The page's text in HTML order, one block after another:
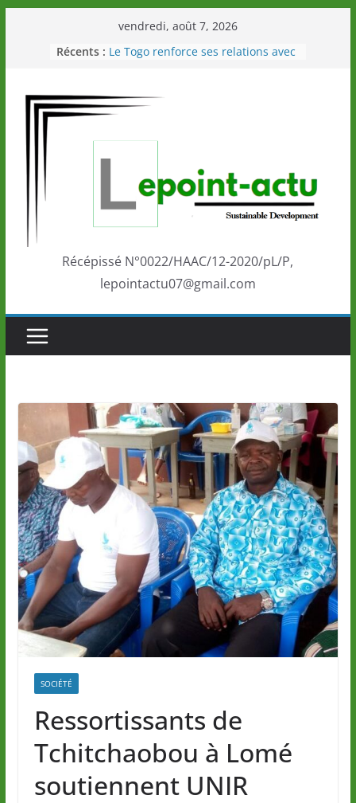
vendredi, août 7, 2026
Récents : Le Togo renforce ses relations avec
Éléphants en Côte d’Ivoire
LOTO DETENTE”, un nouveau tirage
marque de confiance au Togo sur
la scène internationale au-delà des
performances de ses athlètes
Togo: Que retenir de la politique
éducation et de l’ambition de
Récépissé N°0022/HAAC/12-2020/pL/P,
lepointactu07@gmail.com
SOCIÉTÉ
Ressortissants de
Tchitchaobou à Lomé
soutiennent UNIR